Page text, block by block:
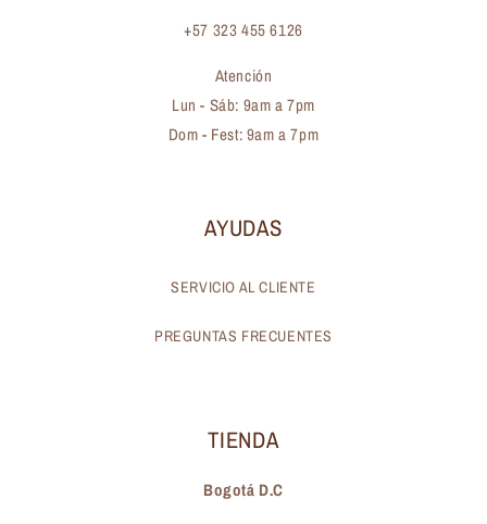
+57 323 455 6126
Atención
Lun - Sáb: 9am a 7pm
Dom - Fest: 9am a 7pm
AYUDAS
SERVICIO AL CLIENTE
PREGUNTAS FRECUENTES
TIENDA
Bogotá D.C